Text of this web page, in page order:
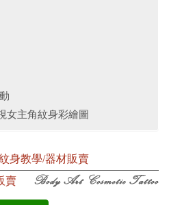
女主角紋身彩繪圖
身教學/器材販賣
賣